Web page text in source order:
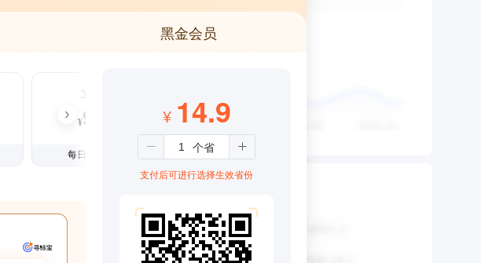
黑金会员
3个月
¥99
每日仅1.08元
¥ 14.9
支付后可进行选择生效省份